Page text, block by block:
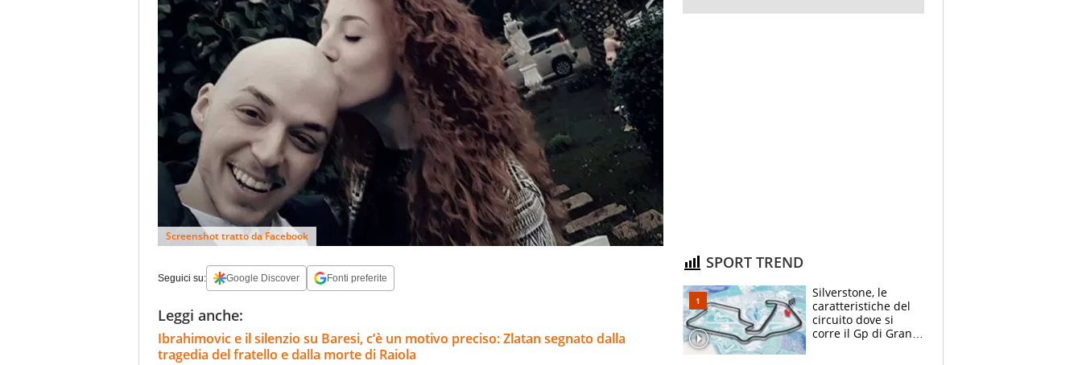
Screenshot tratto da Facebook
Seguici su: Google Discover Fonti preferite
Leggi anche:
Ibrahimovic e il silenzio su Baresi, c’è un motivo preciso: Zlatan segnato dalla
tragedia del fratello e dalla morte di Raiola
SPORT TREND
Silverstone, le
caratteristiche del
circuito dove si
corre il Gp di Gran